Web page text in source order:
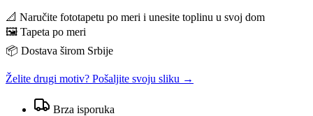
📐 Naručite fototapetu po meri i unesite toplinu u svoj dom
🖼️ Tapeta po meri
📦 Dostava širom Srbije
Želite drugi motiv? Pošaljite svoju sliku →
Brza isporuka